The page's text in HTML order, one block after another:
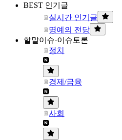
BEST 인기글
실시간 인기글
명예의 전당
할말이슈·이슈토론
정치
경제/금융
사회